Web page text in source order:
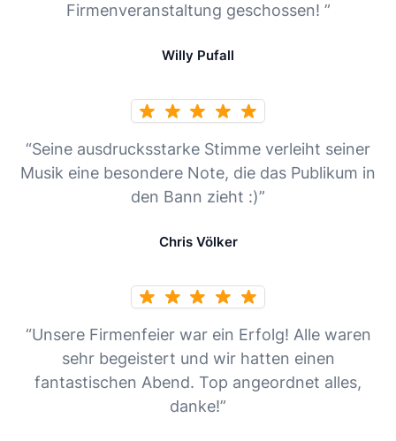
Firmenveranstaltung geschossen! ”
Willy Pufall
“Seine ausdrucksstarke Stimme verleiht seiner
Musik eine besondere Note, die das Publikum in
den Bann zieht :)”
Chris Völker
“Unsere Firmenfeier war ein Erfolg! Alle waren
sehr begeistert und wir hatten einen
fantastischen Abend. Top angeordnet alles,
danke!”